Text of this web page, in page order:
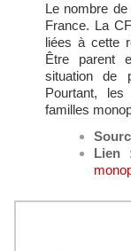
Le nombre
France. La
liées à cette
Être parent
situation de
Pourtant,
familles
Lien